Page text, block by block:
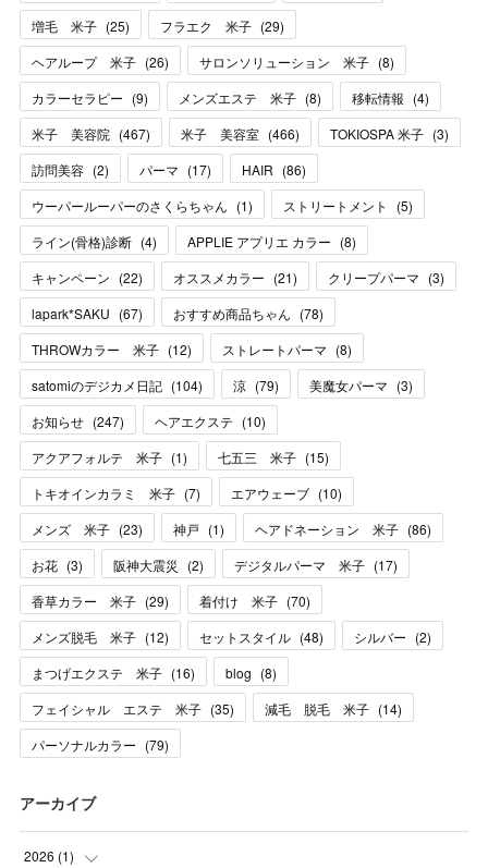
増毛 米子 (25) フラエク 米子 (29)
ヘアループ 米子 (26) サロンソリューション 米子 (8)
カラーセラピー (9) メンズエステ 米子 (8) 移転情報 (4)
米子 美容院 (467) 米子 美容室 (466) TOKIOSPA 米子 (3)
訪問美容 (2) パーマ (17) HAIR (86)
ウーパールーパーのさくらちゃん (1) ストリートメント (5)
ライン(骨格)診断 (4) APPLIE アプリエ カラー (8)
キャンペーン (22) オススメカラー (21) クリープパーマ (3)
lapark*SAKU (67) おすすめ商品ちゃん (78)
THROWカラー 米子 (12) ストレートパーマ (8)
satomiのデジカメ日記 (104) 涼 (79) 美魔女パーマ (3)
お知らせ (247) ヘアエクステ (10)
アクアフォルテ 米子 (1) 七五三 米子 (15)
トキオインカラミ 米子 (7) エアウェーブ (10)
メンズ 米子 (23) 神戸 (1) ヘアドネーション 米子 (86)
お花 (3) 阪神大震災 (2) デジタルパーマ 米子 (17)
香草カラー 米子 (29) 着付け 米子 (70)
メンズ脱毛 米子 (12) セットスタイル (48) シルバー (2)
まつげエクステ 米子 (16) blog (8)
フェイシャル エステ 米子 (35) 減毛 脱毛 米子 (14)
パーソナルカラー (79)
アーカイブ
2026 (1)